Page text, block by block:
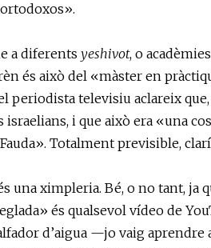
a diferents yeshivot, o
és això del «màster en
televisiu aclareix que,
i que això era «una
Totalment previsible,
una ximpleria. Bé, o no tant, ja
és qualsevol vídeo de
d’aigua —jo vaig